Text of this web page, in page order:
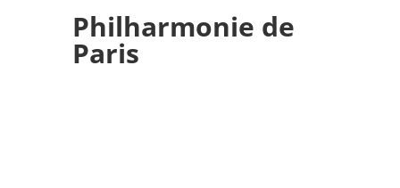
Philharmonie de
Paris